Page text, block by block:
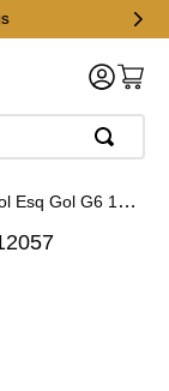
Gol G6 13/16 IMM0512057 Marelli